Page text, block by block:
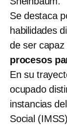
Se destaca
habilidades
de ser
procesos
En su
ocupado
instancias
Social